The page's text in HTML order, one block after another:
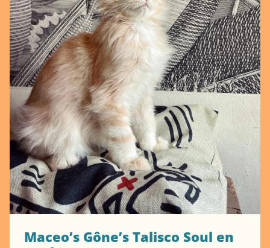
Maceo’s Gône’s Talisco Soul en